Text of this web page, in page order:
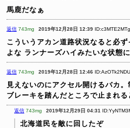
馬鹿だなぁ
返信 743mg 2019年12月28日 12:39 ID:c3MTE2MTg
こういうアカン道路状況なると必
よな ランナーズハイみたいな状態
返信 743mg 2019年12月28日 12:46 ID:AzOTk2NDU
見えないのにアクセル開けるバカ
ブレーキを踏んだところで止まれる
返信 743mg 2019年12月29日 04:31
北海道民を敵に回したぞ